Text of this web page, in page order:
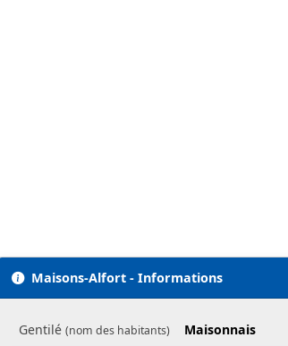
Maisons-Alfort - Informations
Gentilé (nom des habitants)
Maisonnais